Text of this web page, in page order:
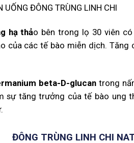
hạ thảo bên trong lọ 30 viên
của các tế bào miễn dịch.
beta-D-glucan trong
sự tăng trưởng của tế bào ung
ĐÔNG TRÙNG LINH CHI